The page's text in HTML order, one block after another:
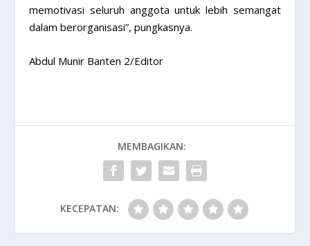
memotivasi seluruh anggota untuk lebih semangat
dalam berorganisasi”, pungkasnya.
Abdul Munir Banten 2/Editor
MEMBAGIKAN:
KECEPATAN: